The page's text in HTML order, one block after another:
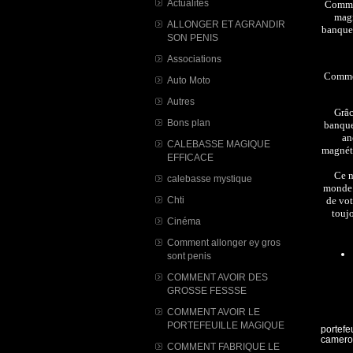
Actualités
ALLONGER ET AGRANDIR
SON PENIS
Associations
Auto Moto
Autres
Bons plan
CALEBASSE MAGIQUE
EFFICACE
calebasse mystique
Chti
Cinéma
Comment allonger ey gros
sont penis
COMMENT AVOIR DES
GROSSE FESSSE
COMMENT AVOIR LE
PORTEFEUILLE MAGIQUE
COMMENT FABRIQUE LE
Ce
de